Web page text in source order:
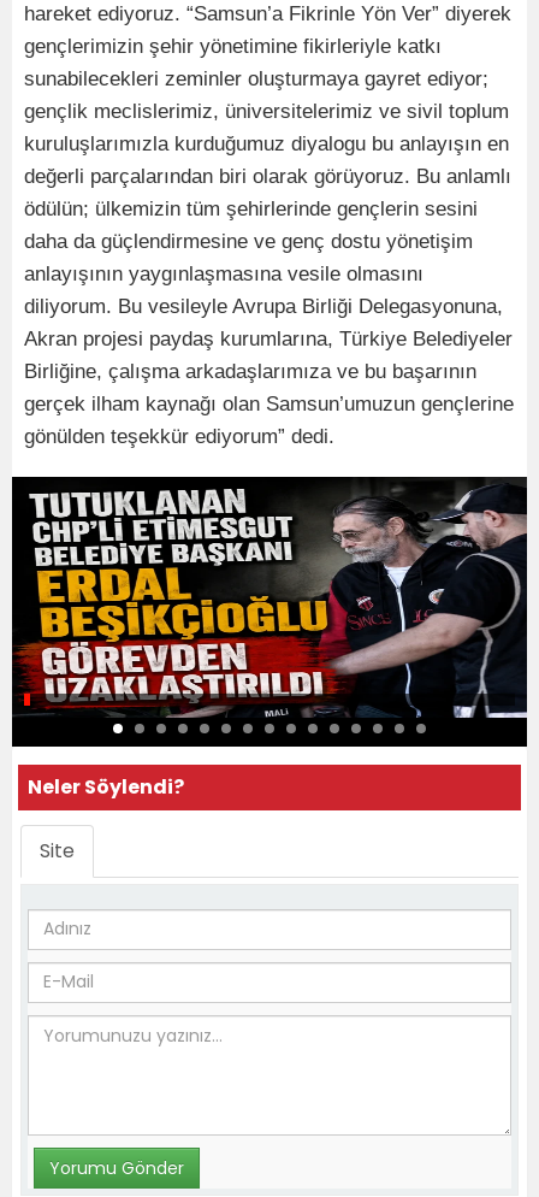
hareket ediyoruz. “Samsun’a Fikrinle Yön Ver” diyerek
gençlerimizin şehir yönetimine fikirleriyle katkı
sunabilecekleri zeminler oluşturmaya gayret ediyor;
gençlik meclislerimiz, üniversitelerimiz ve sivil toplum
kuruluşlarımızla kurduğumuz diyalogu bu anlayışın en
değerli parçalarından biri olarak görüyoruz. Bu anlamlı
ödülün; ülkemizin tüm şehirlerinde gençlerin sesini
daha da güçlendirmesine ve genç dostu yönetişim
anlayışının yaygınlaşmasına vesile olmasını
diliyorum. Bu vesileyle Avrupa Birliği Delegasyonuna,
Akran projesi paydaş kurumlarına, Türkiye Belediyeler
Birliğine, çalışma arkadaşlarımıza ve bu başarının
gerçek ilham kaynağı olan Samsun’umuzun gençlerine
gönülden teşekkür ediyorum” dedi.
Neler Söylendi?
Site